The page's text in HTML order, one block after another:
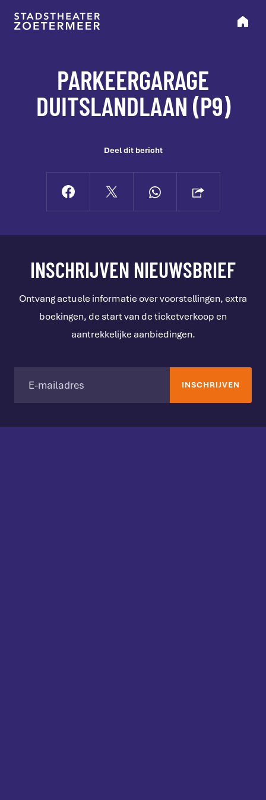
PARKEERGARAGE
DUITSLANDLAAN (P9)
Deel dit bericht
INSCHRIJVEN NIEUWSBRIEF
Ontvang actuele informatie over voorstellingen, extra
boekingen, de start van de ticketverkoop en
aantrekkelijke aanbiedingen.